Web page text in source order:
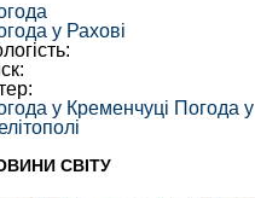
у Рахові
у Кременчуці Погода у
СВІТУ